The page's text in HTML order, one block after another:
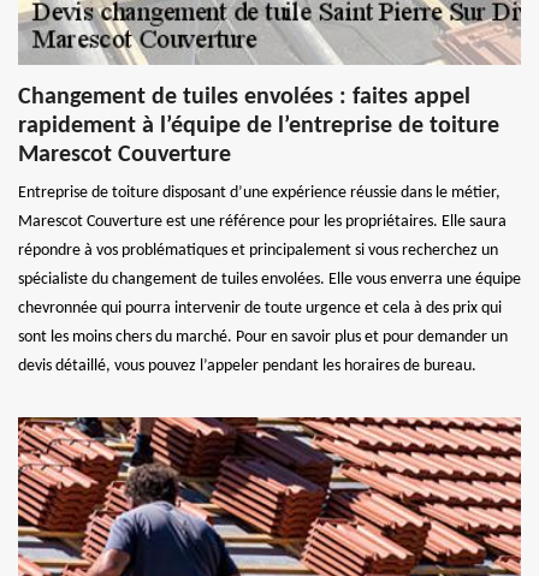
Changement de tuiles envolées : faites appel
rapidement à l’équipe de l’entreprise de toiture
Marescot Couverture
Entreprise de toiture disposant d’une expérience réussie dans le métier,
Marescot Couverture est une référence pour les propriétaires. Elle saura
répondre à vos problématiques et principalement si vous recherchez un
spécialiste du changement de tuiles envolées. Elle vous enverra une équipe
chevronnée qui pourra intervenir de toute urgence et cela à des prix qui
sont les moins chers du marché. Pour en savoir plus et pour demander un
devis détaillé, vous pouvez l’appeler pendant les horaires de bureau.